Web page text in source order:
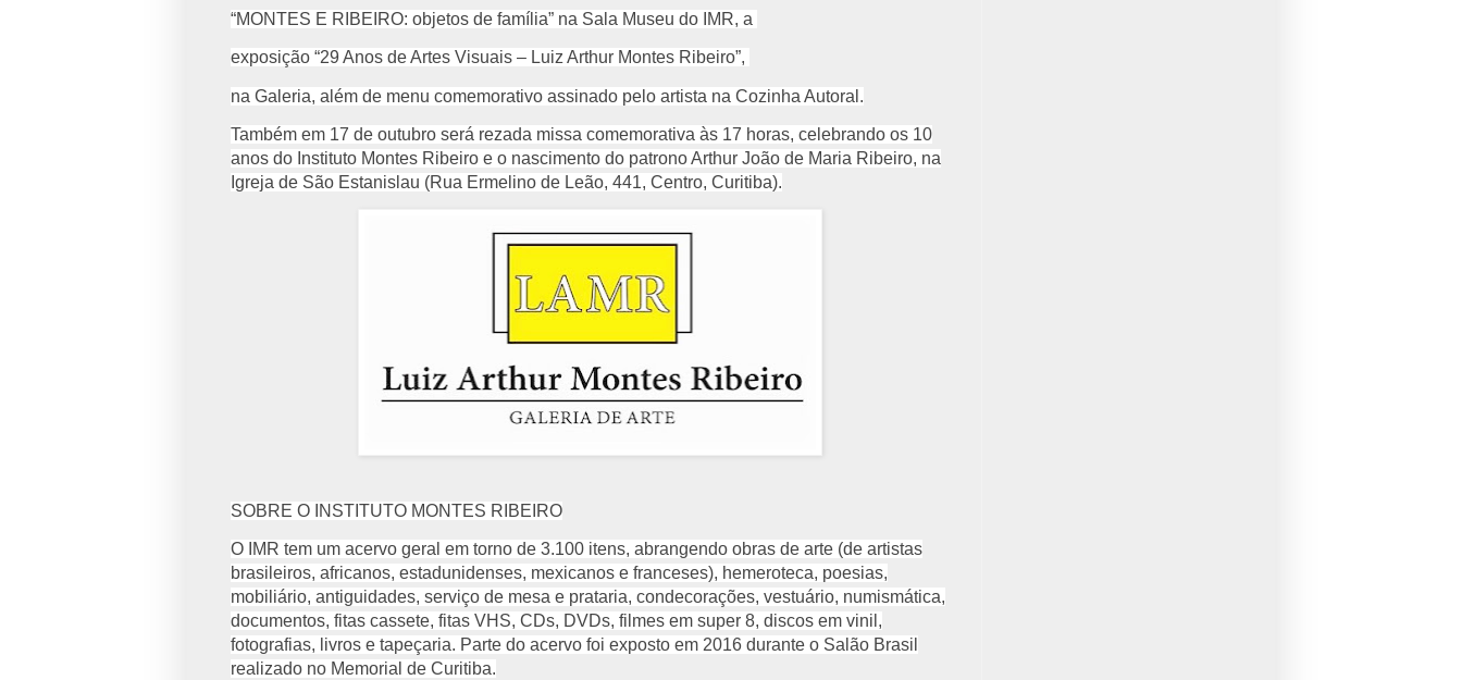
“MONTES E RIBEIRO: objetos de família” na Sala Museu do IMR, a
exposição “29 Anos de Artes Visuais – Luiz Arthur Montes Ribeiro”,
na Galeria, além de menu comemorativo assinado pelo artista na Cozinha Autoral.
Também em 17 de outubro será rezada missa comemorativa às 17 horas, celebrando os 10
anos do Instituto Montes Ribeiro e o nascimento do patrono Arthur João de Maria Ribeiro, na
Igreja de São Estanislau (Rua Ermelino de Leão, 441, Centro, Curitiba).
SOBRE O INSTITUTO MONTES RIBEIRO
O IMR tem um acervo geral em torno de 3.100 itens, abrangendo obras de arte (de artistas
brasileiros, africanos, estadunidenses, mexicanos e franceses), hemeroteca, poesias,
mobiliário, antiguidades, serviço de mesa e prataria, condecorações, vestuário, numismática,
documentos, fitas cassete, fitas VHS, CDs, DVDs, filmes em super 8, discos em vinil,
fotografias, livros e tapeçaria. Parte do acervo foi exposto em 2016 durante o Salão Brasil
realizado no Memorial de Curitiba.